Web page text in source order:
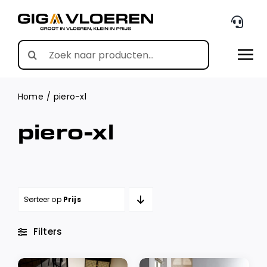
content
Search
for:
Home piero-xl
piero-xl
Sorteer op Prijs
Filters